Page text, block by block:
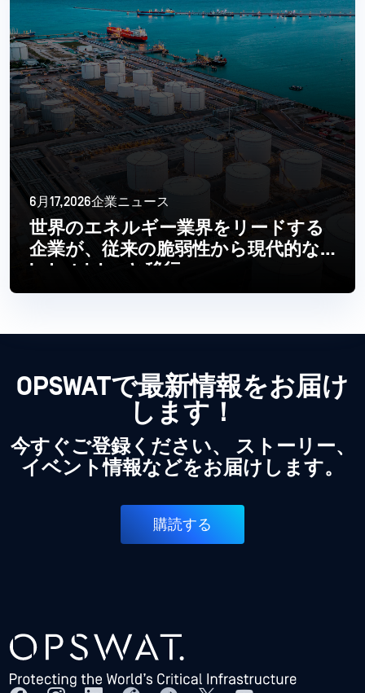
6月17,2026企業ニュース
世界のエネルギー業界をリードする
企業が、従来の脆弱性から現代的な
Industrial へと移行
続きを読む
OPSWATで最新情報をお届け
します！
今すぐご登録ください、 ストーリー、
イベント情報などをお届けします。
購読する